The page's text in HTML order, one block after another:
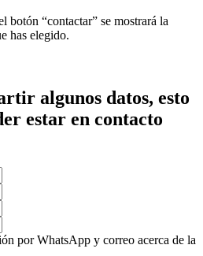
botón “contactar” se mostrará la
has elegido.
algunos datos, esto
estar en contacto
por WhatsApp y correo acerca de la